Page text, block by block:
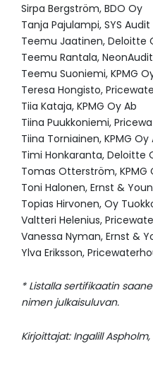
Sirpa Bergström, BDO Oy
Tanja Pajulampi, SYS
Teemu Jaatinen, Deloitte
Teemu Rantala,
Teemu Suoniemi, KPMG
Teresa Hongisto,
Tiia Kataja, KPMG Oy Ab
Tiina Puukkoniemi,
Tiina Torniainen, KPMG Oy
Timi Honkaranta, Deloitte
Tomas Otterström, KPMG
Toni Halonen, Ernst &
Topias Hirvonen, Oy
Valtteri Helenius,
Vanessa Nyman, Ernst &
Ylva Eriksson,
* Listalla sertifikaatin
nimen julkaisuluvan.
Kirjoittajat: Ingalill